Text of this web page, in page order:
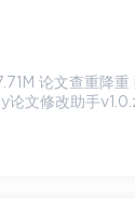
重礼包
论文修改助手